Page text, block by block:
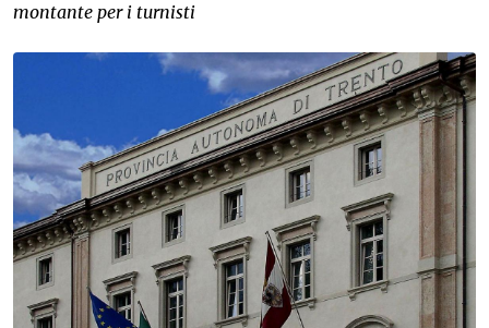
montante per i turnisti